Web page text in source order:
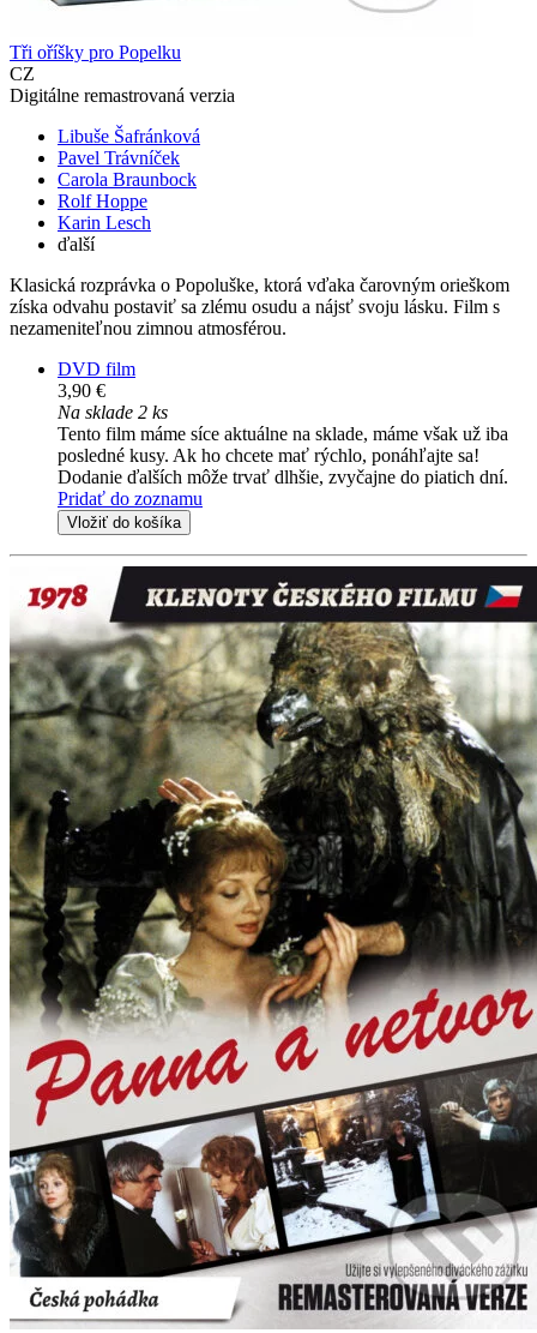
Tři oříšky pro Popelku
CZ
Digitálne remastrovaná verzia
Libuše Šafránková
Pavel Trávníček
Carola Braunbock
Rolf Hoppe
Karin Lesch
ďalší
Klasická rozprávka o Popoluške, ktorá vďaka čarovným orieškom
získa odvahu postaviť sa zlému osudu a nájsť svoju lásku. Film s
nezameniteľnou zimnou atmosférou.
DVD film
3,90 €
Na sklade 2 ks
Tento film máme síce aktuálne na sklade, máme však už iba
posledné kusy. Ak ho chcete mať rýchlo, ponáhľajte sa!
Dodanie ďalších môže trvať dlhšie, zvyčajne do piatich dní.
Pridať do zoznamu
Vložiť do košíka